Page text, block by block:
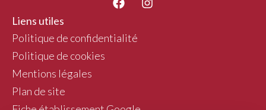
Liens utiles
Politique de confidentialité
Politique de cookies
Mentions légales
Plan de site